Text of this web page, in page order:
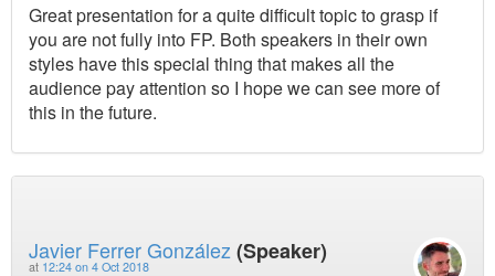
Great presentation for a quite difficult topic to grasp if
you are not fully into FP. Both speakers in their own
styles have this special thing that makes all the
audience pay attention so I hope we can see more of
this in the future.
Javier Ferrer González (Speaker)
at 12:24 on 4 Oct 2018